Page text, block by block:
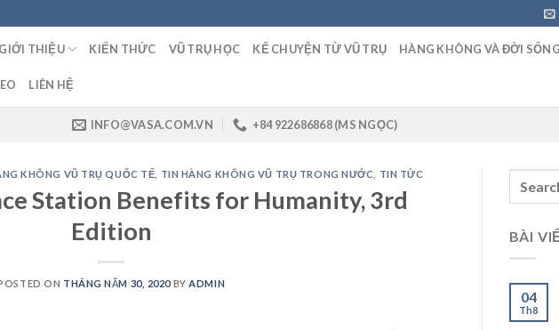
GIỚI THIỆU KIẾN THỨC VŨ TRỤ HỌC KỂ CHUYỆN TỪ VŨ TRỤ HÀNG KHÔNG VÀ ĐỜI SỐNG
LIÊN HỆ
INFO@VASA.COM.VN +84 922686868 (MS NGỌC)
KHÔNG VŨ TRỤ QUỐC TẾ TIN HÀNG KHÔNG VŨ TRỤ TRONG NƯỚC TIN TỨC
Station Benefits for Humanity, 3rd
Edition
ON THÁNG NĂM 30, 2020 BY ADMIN
BÀI
04
Th8